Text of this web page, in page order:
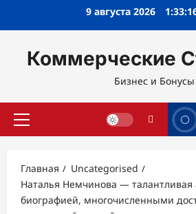
9 августа 2026
Коммерческие
Бизнес и Бонусы
Основное
Главная
Uncategorised
Наталья Немчинова — талантливая
биографией, многочисленными